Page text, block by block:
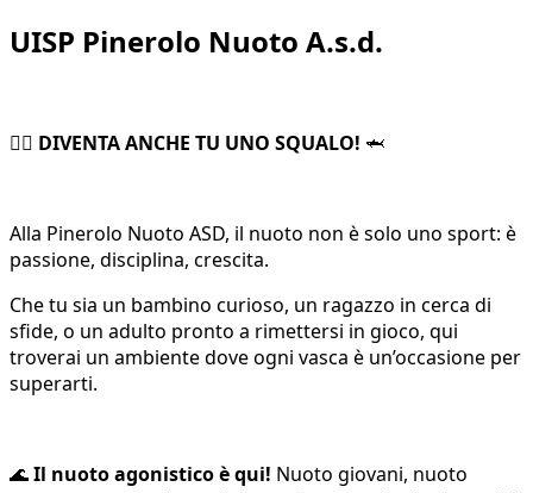
UISP Pinerolo Nuoto A.s.d.
🏊‍♂️ DIVENTA ANCHE TU UNO SQUALO! 🦈
Alla Pinerolo Nuoto ASD, il nuoto non è solo uno sport: è
passione, disciplina, crescita.
Che tu sia un bambino curioso, un ragazzo in cerca di
sfide, o un adulto pronto a rimettersi in gioco, qui
troverai un ambiente dove ogni vasca è un’occasione per
superarti.
🌊Il nuoto agonistico è qui! Nuoto giovani, nuoto